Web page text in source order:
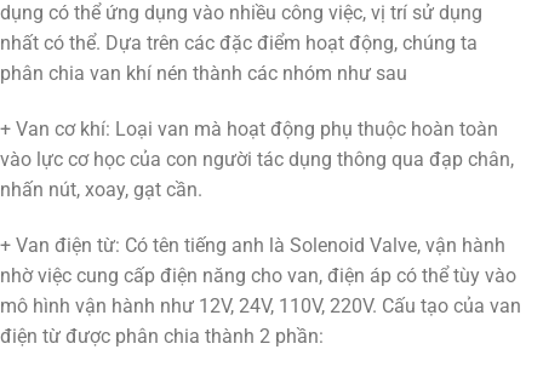
dụng có thể ứng dụng vào nhiều công việc, vị trí sử dụng
nhất có thể. Dựa trên các đặc điểm hoạt động, chúng ta
phân chia van khí nén thành các nhóm như sau
+ Van cơ khí: Loại van mà hoạt động phụ thuộc hoàn toàn
vào lực cơ học của con người tác dụng thông qua đạp chân,
nhấn nút, xoay, gạt cần.
+ Van điện từ: Có tên tiếng anh là Solenoid Valve, vận hành
nhờ việc cung cấp điện năng cho van, điện áp có thể tùy vào
mô hình vận hành như 12V, 24V, 110V, 220V. Cấu tạo của van
điện từ được phân chia thành 2 phần: